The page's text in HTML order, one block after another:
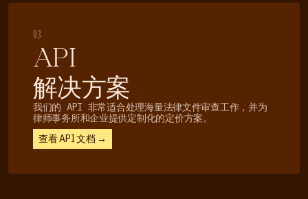
03
API
解决方案
我们的 API 非常适合处理海量法律文件审查工作，并为
律师事务所和企业提供定制化的定价方案。
查看 API 文档 →